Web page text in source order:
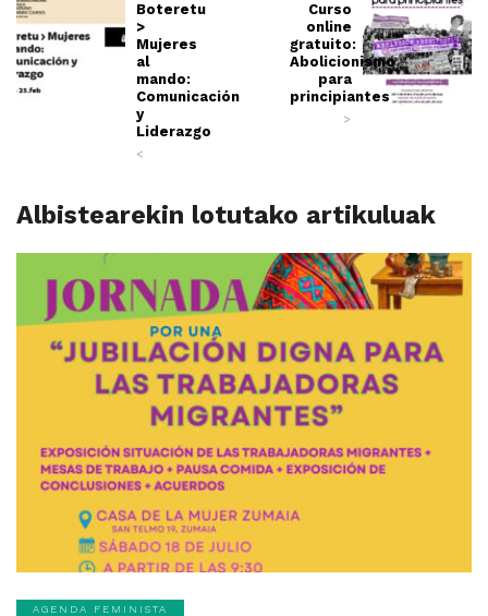
Boteretu
>
Mujeres
al
mando:
Comunicación
y
Liderazgo
<
Curso
online
gratuito:
Abolicionismo
para
principiantes
>
Albistearekin lotutako artikuluak
AGENDA FEMINISTA